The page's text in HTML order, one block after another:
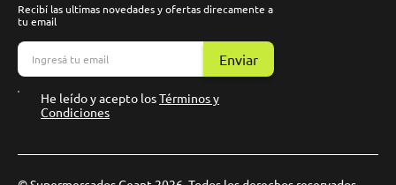
Recibí las ultimas novedades y ofertas direcamente a
tu email
Enviar
He leído y acepto losTérminos y
Condiciones